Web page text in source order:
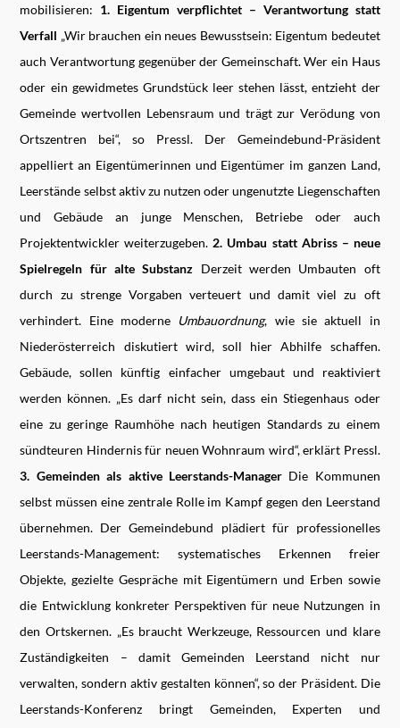
mobilisieren: 1. Eigentum verpflichtet – Verantwortung statt
Verfall „Wir brauchen ein neues Bewusstsein: Eigentum bedeutet
auch Verantwortung gegenüber der Gemeinschaft. Wer ein Haus
oder ein gewidmetes Grundstück leer stehen lässt, entzieht der
Gemeinde wertvollen Lebensraum und trägt zur Verödung von
Ortszentren bei“, so Pressl. Der Gemeindebund-Präsident
appelliert an Eigentümerinnen und Eigentümer im ganzen Land,
Leerstände selbst aktiv zu nutzen oder ungenutzte Liegenschaften
und Gebäude an junge Menschen, Betriebe oder auch
Projektentwickler weiterzugeben. 2. Umbau statt Abriss – neue
Spielregeln für alte Substanz Derzeit werden Umbauten oft
durch zu strenge Vorgaben verteuert und damit viel zu oft
verhindert. Eine moderne Umbauordnung, wie sie aktuell in
Niederösterreich diskutiert wird, soll hier Abhilfe schaffen.
Gebäude, sollen künftig einfacher umgebaut und reaktiviert
werden können. „Es darf nicht sein, dass ein Stiegenhaus oder
eine zu geringe Raumhöhe nach heutigen Standards zu einem
sündteuren Hindernis für neuen Wohnraum wird“, erklärt Pressl.
3. Gemeinden als aktive Leerstands-ManagerDie Kommunen
selbst müssen eine zentrale Rolle im Kampf gegen den Leerstand
übernehmen. Der Gemeindebund plädiert für professionelles
Leerstands-Management: systematisches Erkennen freier
Objekte, gezielte Gespräche mit Eigentümern und Erben sowie
die Entwicklung konkreter Perspektiven für neue Nutzungen in
den Ortskernen. „Es braucht Werkzeuge, Ressourcen und klare
Zuständigkeiten – damit Gemeinden Leerstand nicht nur
verwalten, sondern aktiv gestalten können“, so der Präsident. Die
Leerstands-Konferenz bringt Gemeinden, Experten und